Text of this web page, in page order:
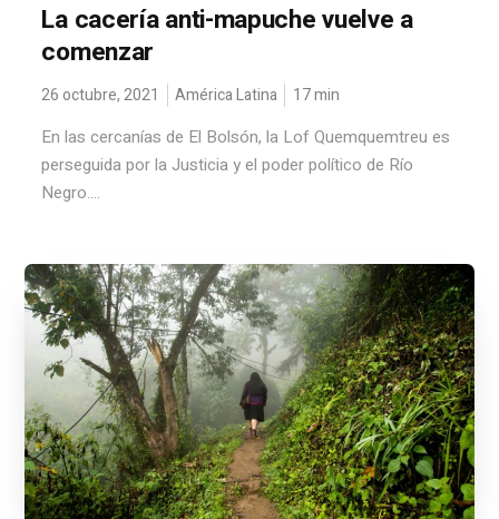
La cacería anti-mapuche vuelve a
comenzar
26 octubre, 2021 América Latina 17min
En las cercanías de El Bolsón, la Lof Quemquemtreu es
perseguida por la Justicia y el poder político de Río
Negro....